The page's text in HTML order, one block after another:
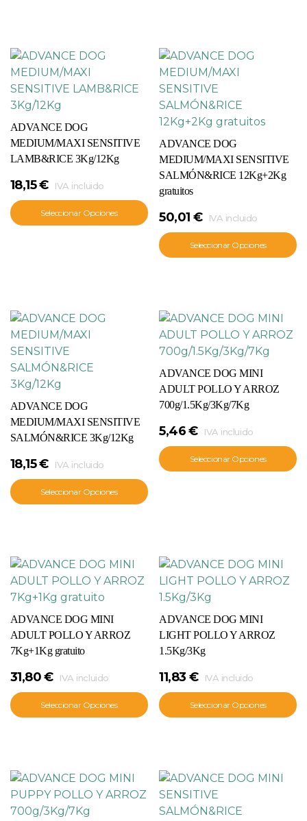
ADVANCE DOG
MEDIUM/MAXI SENSITIVE
LAMB&RICE 3Kg/12Kg
18,15€ IVA incluido
Seleccionar Opciones
ADVANCE DOG
MEDIUM/MAXI SENSITIVE
SALMÓN&RICE 12Kg+2Kg
gratuitos
50,01 € IVA incluido
Seleccionar Opciones
ADVANCE DOG
MEDIUM/MAXI SENSITIVE
SALMÓN&RICE 3Kg/12Kg
18,15€ IVA incluido
Seleccionar Opciones
ADVANCE DOG MINI
ADULT POLLO Y ARROZ
700g/1.5Kg/3Kg/7Kg
5,46€ IVA incluido
Seleccionar Opciones
ADVANCE DOG MINI
ADULT POLLO Y ARROZ
7Kg+1Kg gratuito
31,80€ IVA incluido
Seleccionar Opciones
ADVANCE DOG MINI
LIGHT POLLO Y ARROZ
1.5Kg/3Kg
11,83 € IVA incluido
Seleccionar Opciones